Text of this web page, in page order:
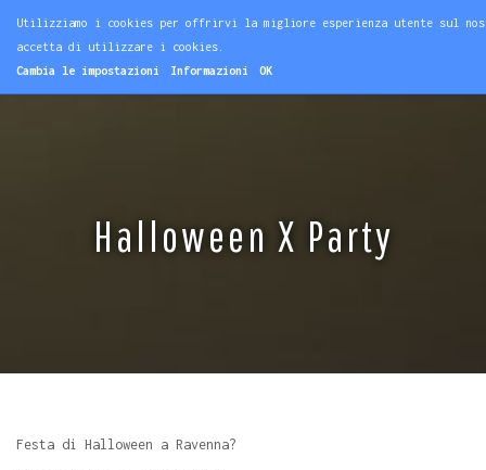
Halloween X Party
Festa di Halloween a Ravenna?
Utilizziamo i cookies per offrirvi la migliore esperienza utente sul
accetta di utilizzare i cookies.
Cambia le impostazioni
Informazioni OK